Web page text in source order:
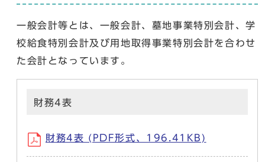
一般会計等とは、一般会計、墓地事業特別会計、学
校給食特別会計及び用地取得事業特別会計を合わせ
た会計となっています。
財務4表
財務4表 (PDF形式、196.41KB)